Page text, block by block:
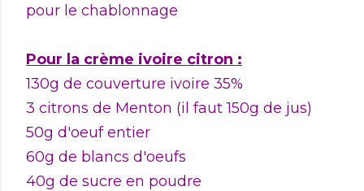
pour le chablonnage
Pour la crème ivoire citron :
130g de couverture ivoire 35%
3 citrons de Menton (il faut 150g de jus)
50g d'oeuf entier
60g de blancs d'oeufs
40g de sucre en poudre